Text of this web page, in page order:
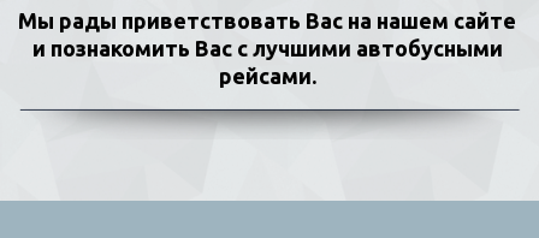
Мы рады приветствовать Вас на нашем сайте
и познакомить Вас с лучшими автобусными
рейсами.